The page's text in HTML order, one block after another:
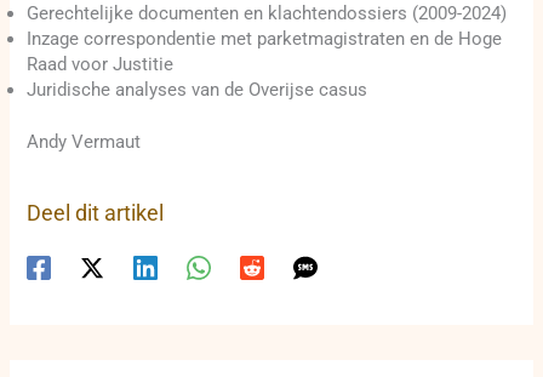
Gerechtelijke documenten en klachtendossiers (2009-2024)
Inzage correspondentie met parketmagistraten en de Hoge
Raad voor Justitie
Juridische analyses van de Overijse casus
Andy Vermaut
Deel dit artikel